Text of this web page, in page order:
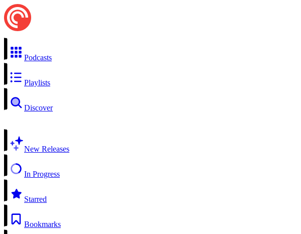
Podcasts
Playlists
Discover
New Releases
In Progress
Starred
Bookmarks